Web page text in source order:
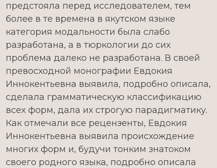
предстояла перед исследователем, тем
более в те времена в якутском языке
категория модальности была слабо
разработана, а в тюркологии до сих
проблема далеко не разработана. В своей
превосходной монографии Евдокия
Иннокентьевна выявила, подробно описала,
сделала грамматическую классификацию
всех форм, дала их строгую парадигматику.
Как отмечали все рецензенты, Евдокия
Иннокентьевна выявила происхождение
многих форм и, будучи тонким знатоком
своего родного языка, подробно описала